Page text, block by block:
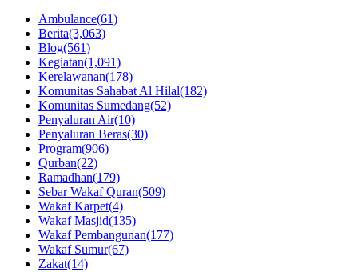
Ambulance(61)
Berita(3,063)
Blog(561)
Kegiatan(1,091)
Kerelawanan(178)
Komunitas Sahabat Al Hilal(182)
Komunitas Sumedang(52)
Penyaluran Air(10)
Penyaluran Beras(30)
Program(906)
Qurban(22)
Ramadhan(179)
Sebar Wakaf Quran(509)
Wakaf Karpet(4)
Wakaf Masjid(135)
Wakaf Pembangunan(177)
Wakaf Sumur(67)
Zakat(14)